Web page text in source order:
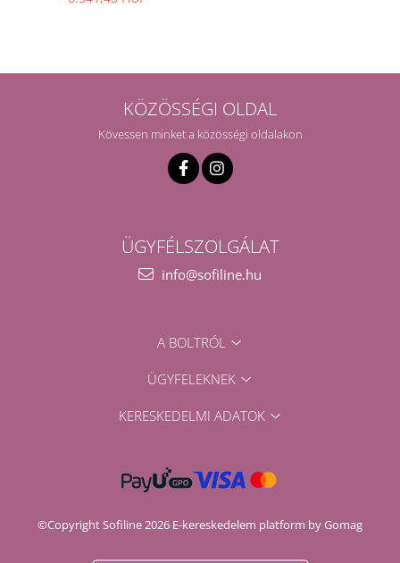
KÖZÖSSÉGI OLDAL
Kövessen minket a közösségi oldalakon
ÜGYFÉLSZOLGÁLAT
info@sofiline.hu
A BOLTRÓL
ÜGYFELEKNEK
KERESKEDELMI ADATOK
©Copyright Sofiline 2026 E-kereskedelem platform by Gomag